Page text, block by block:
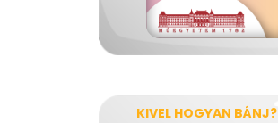
KIVEL HOGYAN BÁNJ?